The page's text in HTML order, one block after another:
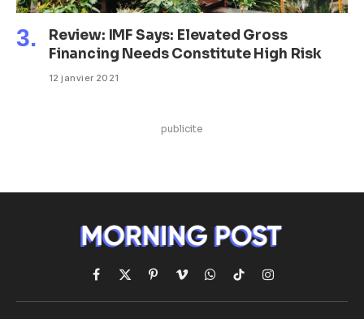
Review: IMF Says: Elevated Gross
Financing Needs Constitute High Risk
12 janvier 2021
publicite
Facebook
X
(Twitter)
Pinterest
VimeoWhatsApp
TikTokInstagram